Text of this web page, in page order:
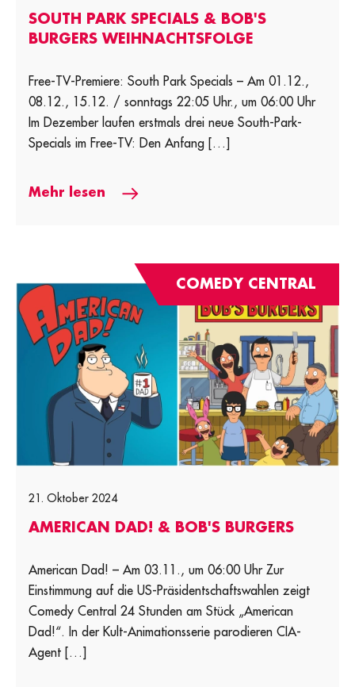
SOUTH PARK SPECIALS & BOB'S
BURGERS WEIHNACHTSFOLGE
Free-TV-Premiere: South Park Specials – Am 01.12.,
08.12., 15.12. / sonntags 22:05 Uhr., um 06:00 Uhr
Im Dezember laufen erstmals drei neue South-Park-
Specials im Free-TV: Den Anfang […]
Mehr lesen
COMEDY CENTRAL
21. Oktober 2024
AMERICAN DAD! & BOB'S BURGERS
American Dad! – Am 03.11., um 06:00 Uhr Zur
Einstimmung auf die US-Präsidentschaftswahlen zeigt
Comedy Central 24 Stunden am Stück „American
Dad!“. In der Kult-Animationsserie parodieren CIA-
Agent […]